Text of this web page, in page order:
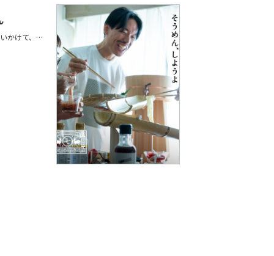
掛け声とともに、流れてくる一筋を追いかけて、すくいあげる。その場に高揚感をもたらしてくれる、流しそうめん。 家族や友人と笑い合いながら囲む時間は、夏の思い出の一ページに。 大人も、子どもも、みんなでわいわい。そうめん、しようよ！ 店頭では 日本各地の個性豊かなこだわり麺、色鮮やかにアレンジを愉しめる麺つゆも入荷しております。 お気に入りのうつわと食材をみつけて、涼やかにおいしく夏の食卓を。 ご来店お待ちしております。